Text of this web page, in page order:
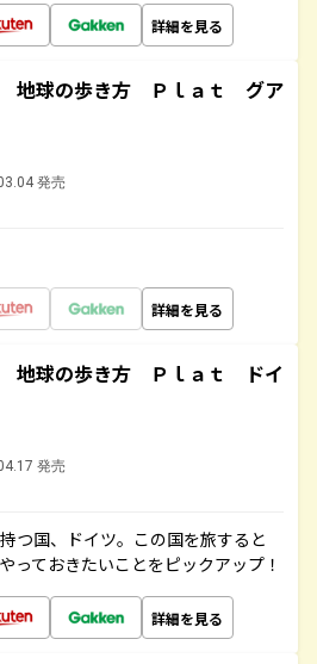
詳細を見る
地球の歩き方 Ｐｌａｔ グア
発売
詳細を見る
地球の歩き方 Ｐｌａｔ ドイ
発売
つ国、ドイツ。この国を旅すると
っておきたいことをピックアップ！
詳細を見る